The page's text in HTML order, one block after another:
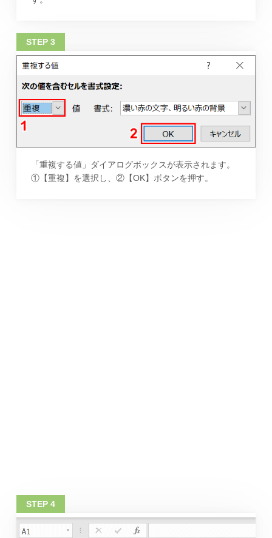
「重複する値」ダイアログボックスが表示されます。
①【重複】を選択し、②【OK】ボタンを押す。